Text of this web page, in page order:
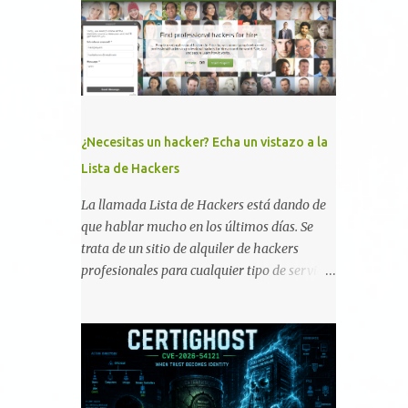
memoria RAM está disponible en el
smartphone o la tablet *#*#34971539#*#* :
Visualiza la información detallada d...
¿Necesitas un hacker? Echa un vistazo a la
Lista de Hackers
La llamada Lista de Hackers está dando de
que hablar mucho en los últimos días. Se
trata de un sitio de alquiler de hackers
profesionales para cualquier tipo de servicio.
discreción, comunicaciones cifradas y la
garantía de que ningún servicio será
demasiado difícil para los talentos que
pueden ser contratados desde la plataforma.